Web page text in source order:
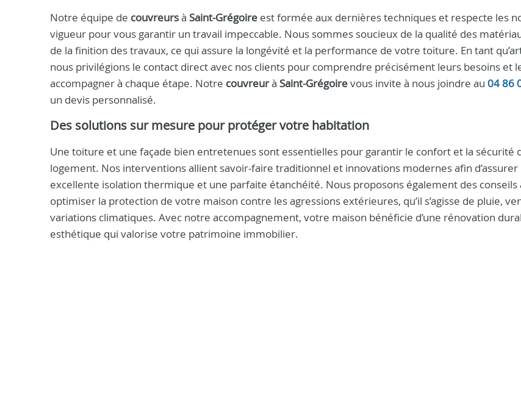
Notre équipe de couvreursà Saint-Grégoire est formée aux dernières techniques et respecte les
vigueur pour vous garantir un travail impeccable. Nous sommes soucieux de la qualité des
de la finition des travaux, ce qui assure la longévité et la performance de votre toiture. En tant
nous privilégions le contact direct avec nos clients pour comprendre précisément leurs besoins et
accompagner à chaque étape. Notre couvreurà Saint-Grégoirevous invite à nous joindre au 04 86
un devis personnalisé.
Des solutions sur mesure pour protéger votre habitation
Une toiture et une façade bien entretenues sont essentielles pour garantir le confort et la sécurité
logement. Nos interventions allient savoir-faire traditionnel et innovations modernes afin d’assurer
excellente isolation thermique et une parfaite étanchéité. Nous proposons également des conseils
optimiser la protection de votre maison contre les agressions extérieures, qu’il s’agisse de pluie,
variations climatiques. Avec notre accompagnement, votre maison bénéficie d’une rénovation
esthétique qui valorise votre patrimoine immobilier.